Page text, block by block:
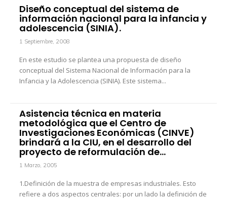
Diseño conceptual del sistema de
información nacional para la infancia y
adolescencia (SINIA).
1 Septiembre, 2008
En este estudio se plantea una propuesta de diseño
conceptual del Sistema Nacional de Información para la
Infancia y la Adolescencia (SINIA). Este sistema...
Asistencia técnica en materia
metodológica que el Centro de
Investigaciones Económicas (CINVE)
brindará a la CIU, en el desarrollo del
proyecto de reformulación de...
1 Marzo, 2005
1.Definición de la muestra de empresas industriales. Esto
refiere a dos aspectos centrales: por un lado la definición de